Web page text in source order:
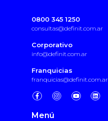
0800 345 1250
consultas@definit.com.ar
Corporativo
info@definit.com.ar
Franquicias
franquicias@definit.com.ar
Menú